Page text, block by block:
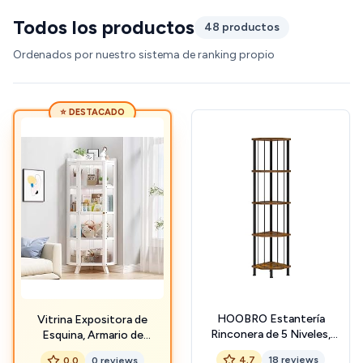
Todos los productos
48 productos
Ordenados por nuestro sistema de ranking propio
⭐ DESTACADO
Vitrina Expositora de
Esquina, Armario de
Almacenamiento con
HOOBRO Estantería
Rinconera de 5 Niveles,
Librería de 148 cm de
4.7 18 reviews